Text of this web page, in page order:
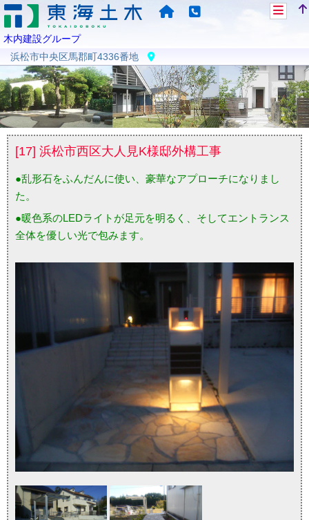
木内建設グループ
浜松市中央区馬郡町4336番地
[17] 浜松市西区大人見K様邸外構工事
●乱形石をふんだんに使い、豪華なアプローチになりまし
た。
●暖色系のLEDライトが足元を明るく、そしてエントランス
全体を優しい光で包みます。